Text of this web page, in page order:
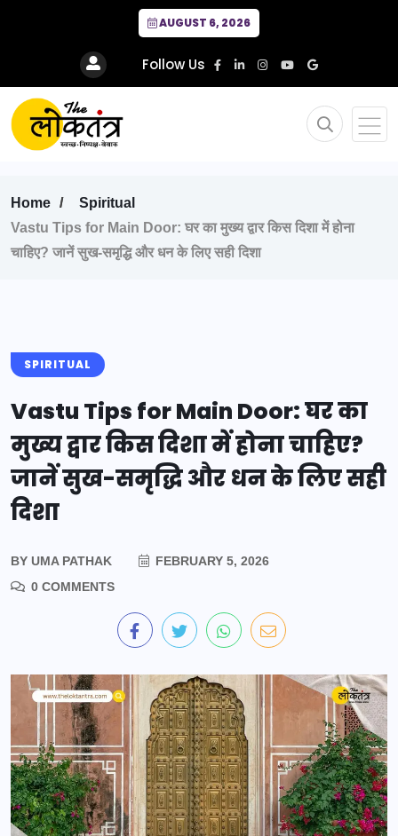
AUGUST 6, 2026
Follow Us
Home
Spiritual
Vastu Tips for Main Door: घर का मुख्य द्वार किस दिशा में होना
चाहिए? जानें सुख-समृद्धि और धन के लिए सही दिशा
SPIRITUAL
Vastu Tips for Main Door: घर का
मुख्य द्वार किस दिशा में होना चाहिए?
जानें सुख-समृद्धि और धन के लिए सही
दिशा
BY UMA PATHAK
FEBRUARY 5, 2026
0 COMMENTS